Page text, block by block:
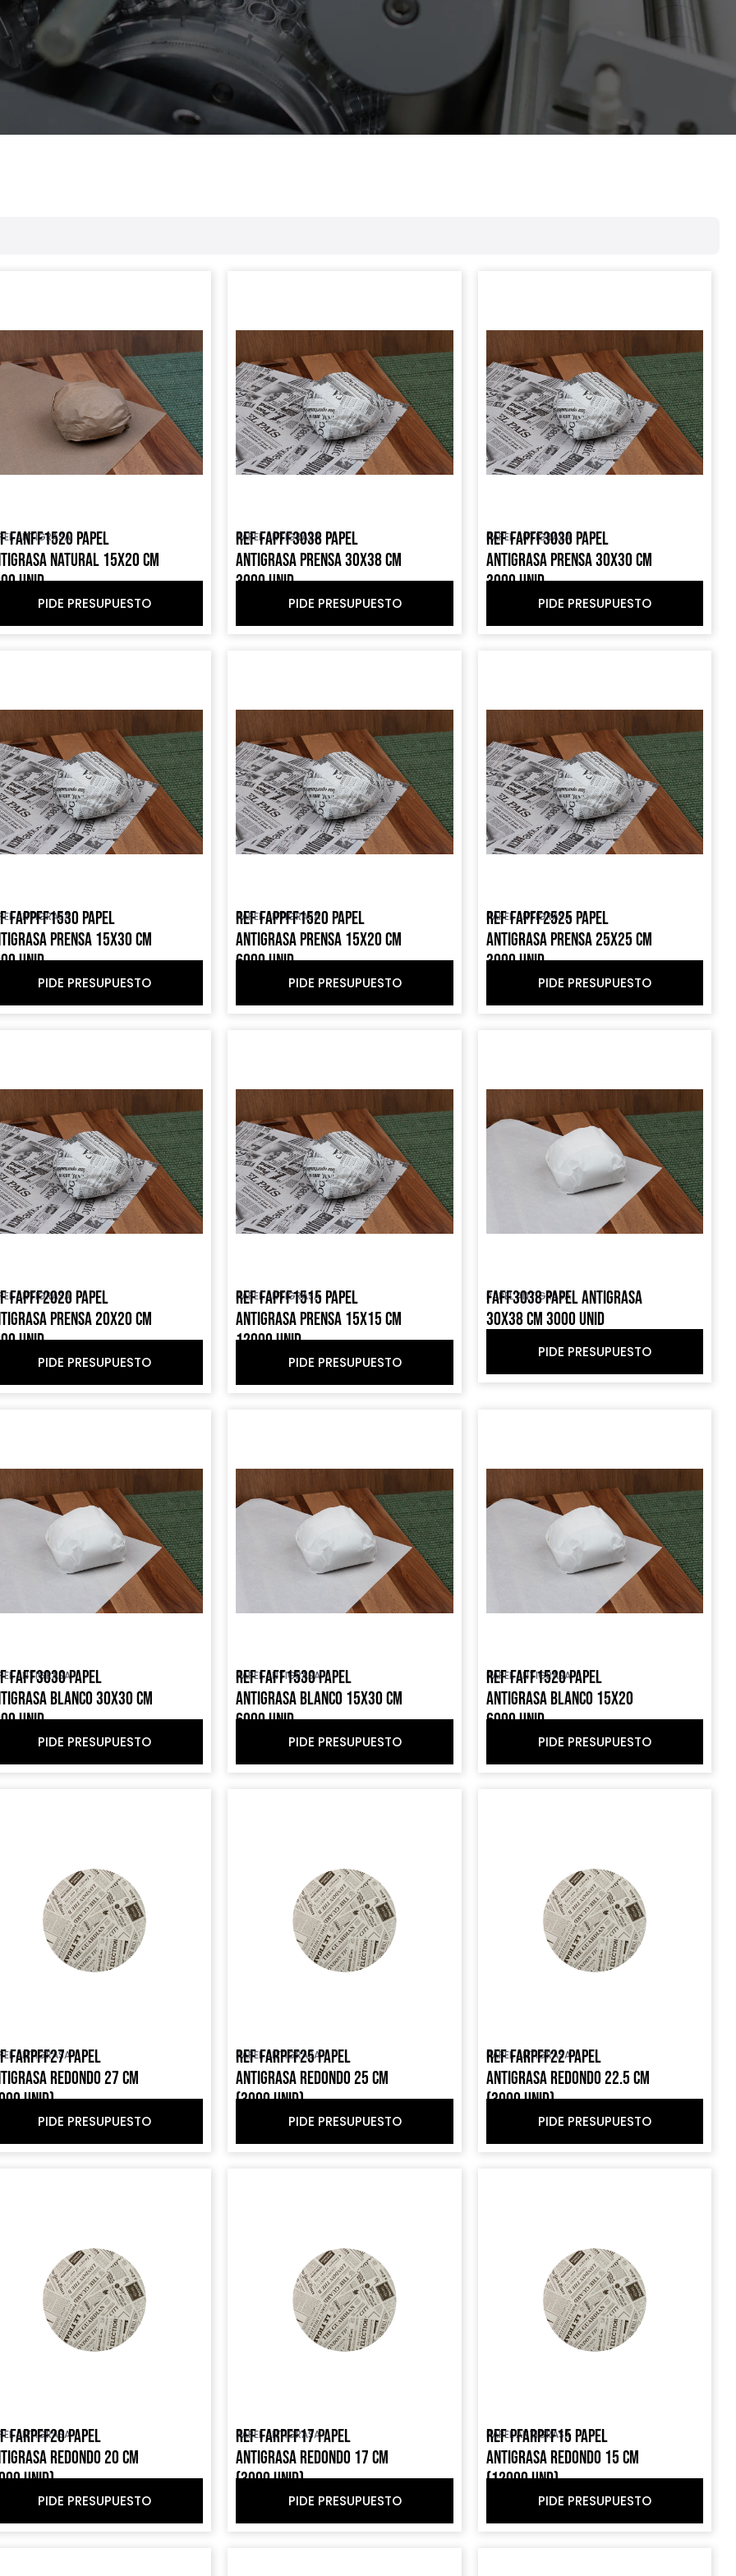
ANTIGRASA
FANFF1520 PAPEL
NATURAL 15X20 CM
UNID
PIDE PRESUPUESTO
PAPEL ANTIGRASA
REF FAPFF3038 PAPEL
ANTIGRASA PRENSA 30X38 CM
3000 UNID
PIDE PRESUPUESTO
PAPEL ANTIGRASA
REF FAPFF3030 PAPEL
ANTIGRASA PRENSA 30X30 CM
3000 UNID
PIDE PRESUPUESTO
ANTIGRASA
FAPPFF1530 PAPEL
PRENSA 15X30 CM
UNID
PIDE PRESUPUESTO
PAPEL ANTIGRASA
REF FAPPFF1520 PAPEL
ANTIGRASA PRENSA 15X20 CM
6000 UNID
PIDE PRESUPUESTO
PAPEL ANTIGRASA
REF FAPFF2525 PAPEL
ANTIGRASA PRENSA 25X25 CM
3000 UNID
PIDE PRESUPUESTO
ANTIGRASA
FAPFF2020 PAPEL
PRENSA 20X20 CM
UNID
PIDE PRESUPUESTO
PAPEL ANTIGRASA
REF FAPFF1515 PAPEL
ANTIGRASA PRENSA 15X15 CM
12000 UNID
PIDE PRESUPUESTO
PAPEL ANTIGRASA
FAFF3038 PAPEL ANTIGRASA
30X38 CM 3000 UNID
PIDE PRESUPUESTO
ANTIGRASA
FAFF3030 PAPEL
BLANCO 30X30 CM
UNID
PIDE PRESUPUESTO
PAPEL ANTIGRASA
REF FAFF1530 PAPEL
ANTIGRASA BLANCO 15X30 CM
6000 UNID
PIDE PRESUPUESTO
PAPEL ANTIGRASA
REF FAFF1520 PAPEL
ANTIGRASA BLANCO 15X20
6000 UNID
PIDE PRESUPUESTO
ANTIGRASA
FARPFF27 PAPEL
REDONDO 27 CM
UNID)
PIDE PRESUPUESTO
PAPEL ANTIGRASA
REF FARPFF25 PAPEL
ANTIGRASA REDONDO 25 CM
(3000 UNID)
PIDE PRESUPUESTO
PAPEL ANTIGRASA
REF FARPFF22 PAPEL
ANTIGRASA REDONDO 22.5 CM
(3000 UNID)
PIDE PRESUPUESTO
ANTIGRASA
FARPFF20 PAPEL
REDONDO 20 CM
UNID)
PIDE PRESUPUESTO
PAPEL ANTIGRASA
REF FARPFF17 PAPEL
ANTIGRASA REDONDO 17 CM
(3000 UNID)
PIDE PRESUPUESTO
PAPEL ANTIGRASA
REF PFARPFF15 PAPEL
ANTIGRASA REDONDO 15 CM
(12000 UND)
PIDE PRESUPUESTO